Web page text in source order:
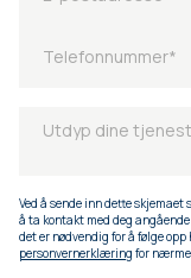
Ved å sende inn dette
å ta kontakt med deg
det er nødvendig for å følge
personvernerklæring for